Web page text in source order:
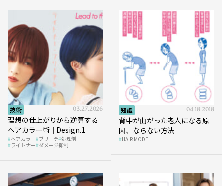
技術 03.27.2026
理想の仕上がりから逆算する
ヘアカラー術｜Design.1
ヘアカラー ブリーチ 処理剤
ライトナー ダメージ抑制
知識 04.18.2018
背中が曲がった老人になる原
因、ならない方法
HAIR MODE